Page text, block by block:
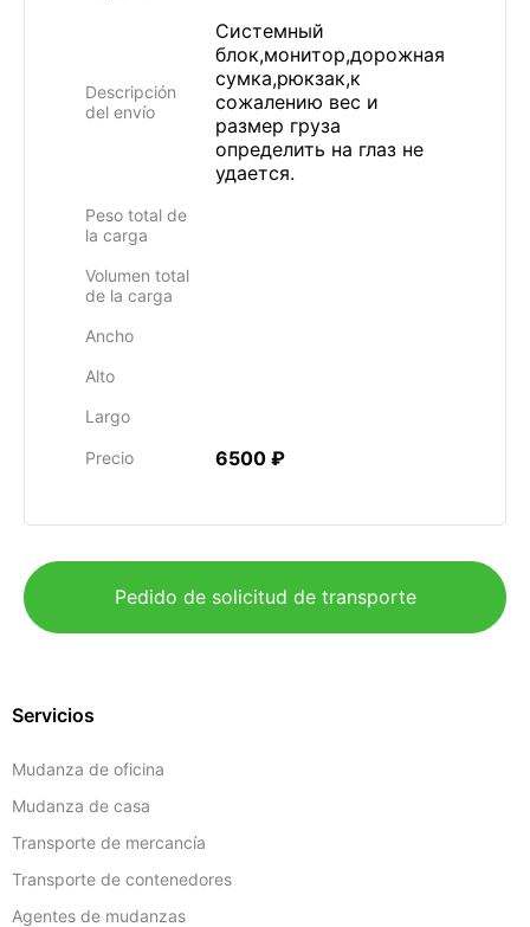
Descripción
del envío
Системный
блок,монитор,дорожная
сумка,рюкзак,к
сожалению вес и
размер груза
определить на глаз не
удается.
Peso total de
la carga
Volumen total
de la carga
Ancho
Alto
Largo
Precio 6500 ₽
Pedido de solicitud de transporte
Servicios
Mudanza de oficina
Mudanza de casa
Transporte de mercancía
Transporte de contenedores
Agentes de mudanzas